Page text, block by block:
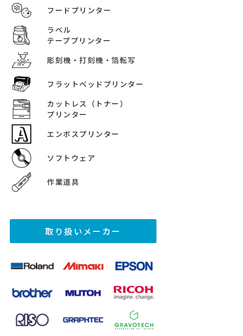
フードプリンター
ラベル
テーププリンター
彫刻機・打刻機・箔転写
フラットベッドプリンター
カットレス（トナー）
プリンター
エンボスプリンター
ソフトウェア
作業道具
取り扱いメーカー